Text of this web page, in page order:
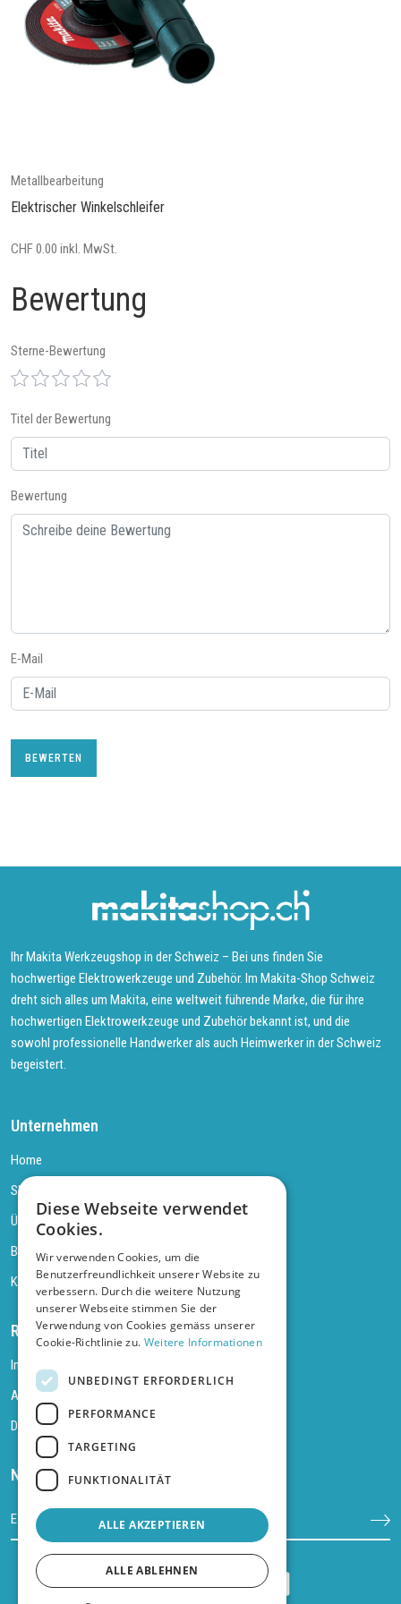
Metallbearbeitung
Elektrischer Winkelschleifer
CHF 0.00 inkl. MwSt.
Bewertung
Sterne-Bewertung
Titel der Bewertung
Bewertung
E-Mail
BEWERTEN
Ihr Makita Werkzeugshop in der Schweiz – Bei uns finden Sie
hochwertige Elektrowerkzeuge und Zubehör. Im Makita-Shop Schweiz
dreht sich alles um Makita, eine weltweit führende Marke, die für ihre
hochwertigen Elektrowerkzeuge und Zubehör bekannt ist, und die
sowohl professionelle Handwerker als auch Heimwerker in der Schweiz
begeistert.
Unternehmen
Home
Shop
Über uns
Blog
Kontakt
Rechtliches
Impressum
AGB
Datenschutz
Newsletter abonnieren
Diese Webseite verwendet
Cookies.
Wir verwenden Cookies, um die
Benutzerfreundlichkeit unserer Website zu
verbessern. Durch die weitere Nutzung
unserer Webseite stimmen Sie der
Verwendung von Cookies gemäss unserer
Cookie-Richtlinie zu. Weitere Informationen
UNBEDINGT ERFORDERLICH
PERFORMANCE
TARGETING
FUNKTIONALITÄT
ALLE AKZEPTIEREN
ALLE ABLEHNEN